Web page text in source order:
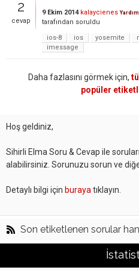
2
cevap
9 Ekim 2014 kalaycienes
tarafından soruldu
ios-8
ios yosemite
imessage
Daha fazlasını görmek için,
popüler
Hoş geldiniz,
Sihirli Elma Soru & Cevap ile
alabilirsiniz. Sorunuzu sorun ve
Detaylı bilgi için buraya tıklayın.
Son etiketlenen sorular